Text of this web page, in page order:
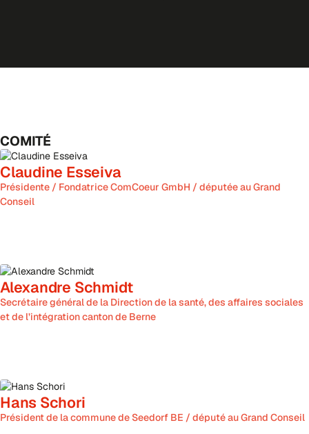
COMITÉ
Claudine Esseiva
Présidente / Fondatrice ComCoeur GmbH / députée au Grand
Conseil
Alexandre Schmidt
Secrétaire général de la Direction de la santé, des affaires sociales
et de l’intégration canton de Berne
Hans Schori
Président de la commune de Seedorf BE / député au Grand Conseil